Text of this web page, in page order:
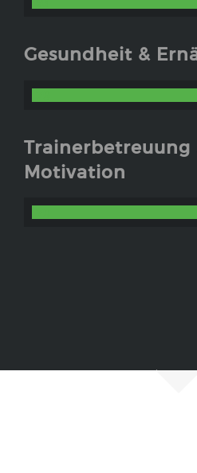
Gesundheit &
Trainerbetreuung
Motivation